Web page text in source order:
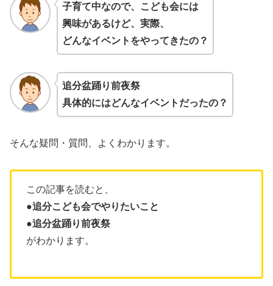
子育て中なので、こども会には
興味があるけど、実際、
どんなイベントをやってきたの？
追分盆踊り前夜祭
具体的にはどんなイベントだったの？
そんな疑問・質問、よくわかります。
この記事を読むと、
●追分こども会でやりたいこと
●追分盆踊り前夜祭
がわかります。